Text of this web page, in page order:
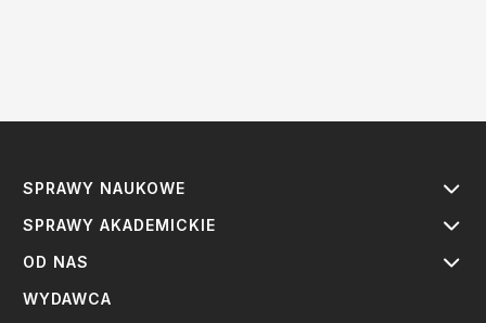
SPRAWY NAUKOWE
SPRAWY AKADEMICKIE
OD NAS
WYDAWCA